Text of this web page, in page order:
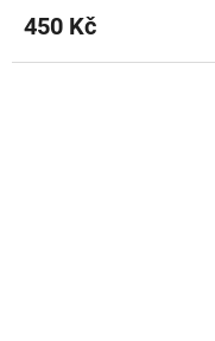
450 Kč